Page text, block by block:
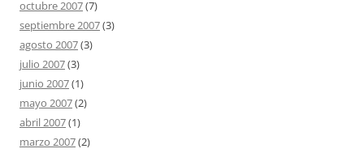
octubre 2007(7)
septiembre 2007(3)
agosto 2007(3)
julio 2007(3)
junio 2007(1)
mayo 2007(2)
abril 2007(1)
marzo 2007(2)